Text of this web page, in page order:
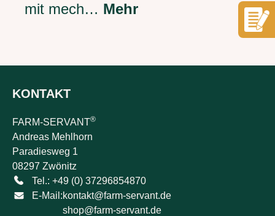
mit mech… Mehr
KONTAKT
FARM-SERVANT®
Andreas Mehlhorn
Paradiesweg 1
08297 Zwönitz
Tel.: +49 (0) 37296854870
E-Mail:kontakt@farm-servant.de
shop@farm-servant.de